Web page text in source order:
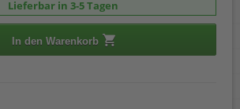
Lieferbar in 3-5 Tagen
In den Warenkorb